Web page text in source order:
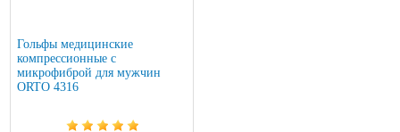
Гольфы медицинские
компрессионные с
микрофиброй для мужчин
ORTO 4316